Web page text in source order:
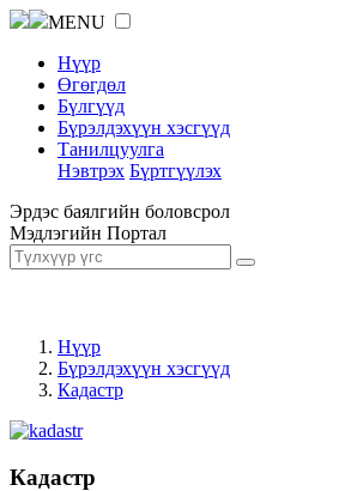
MENU
Нүүр
Өгөгдөл
Бүлгүүд
Бүрэлдэхүүн хэсгүүд
Танилцуулга
Нэвтрэх Бүртгүүлэх
Эрдэс баялгийн боловсрол
Мэдлэгийн Портал
Нүүр
Бүрэлдэхүүн хэсгүүд
Кадастр
Кадастр